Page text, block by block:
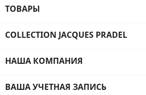
ТОВАРЫ
COLLECTION JACQUES PRADEL
НАША КОМПАНИЯ
ВАША УЧЕТНАЯ ЗАПИСЬ